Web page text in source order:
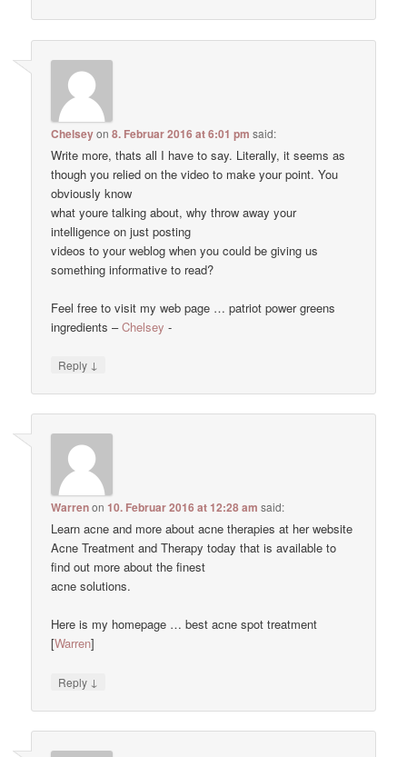
Chelseyon8. Februar 2016 at 6:01 pm said:
Write more, thats all I have to say. Literally, it seems as
though you relied on the video to make your point. You
obviously know
what youre talking about, why throw away your
intelligence on just posting
videos to your weblog when you could be giving us
something informative to read?
Feel free to visit my web page … patriot power greens
ingredients –Chelsey -
Reply ↓
Warrenon10. Februar 2016 at 12:28 am said:
Learn acne and more about acne therapies at her website
Acne Treatment and Therapy today that is available to
find out more about the finest
acne solutions.
Here is my homepage … best acne spot treatment
[Warren]
Reply ↓